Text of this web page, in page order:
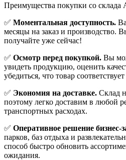
Преимущества покупки со склада
✅ Моментальная доступность.
месяцы на заказ и производство.
получайте уже сейчас!
✅ Осмотр перед покупкой. Вы
увидеть продукцию, оценить
убедиться, что товар
✅ Экономия на доставке. Склад
поэтому легко доставим в любой
транспортных расходах.
✅ Оперативное решение бизнес-
парков, баз отдыха и
способ быстро обновить
ожидания.